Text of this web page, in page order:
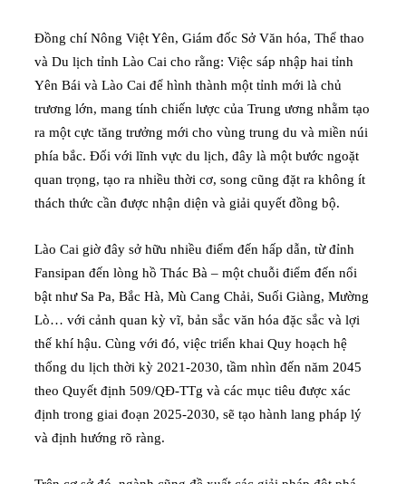
Đồng chí Nông Việt Yên, Giám đốc Sở Văn hóa, Thể thao
và Du lịch tỉnh Lào Cai cho rằng: Việc sáp nhập hai tỉnh
Yên Bái và Lào Cai để hình thành một tỉnh mới là chủ
trương lớn, mang tính chiến lược của Trung ương nhằm tạo
ra một cực tăng trưởng mới cho vùng trung du và miền núi
phía bắc. Đối với lĩnh vực du lịch, đây là một bước ngoặt
quan trọng, tạo ra nhiều thời cơ, song cũng đặt ra không ít
thách thức cần được nhận diện và giải quyết đồng bộ.
Lào Cai giờ đây sở hữu nhiều điểm đến hấp dẫn, từ đỉnh
Fansipan đến lòng hồ Thác Bà – một chuỗi điểm đến nổi
bật như Sa Pa, Bắc Hà, Mù Cang Chải, Suối Giàng, Mường
Lò… với cảnh quan kỳ vĩ, bản sắc văn hóa đặc sắc và lợi
thế khí hậu. Cùng với đó, việc triển khai Quy hoạch hệ
thống du lịch thời kỳ 2021-2030, tầm nhìn đến năm 2045
theo Quyết định 509/QĐ-TTg và các mục tiêu được xác
định trong giai đoạn 2025-2030, sẽ tạo hành lang pháp lý
và định hướng rõ ràng.